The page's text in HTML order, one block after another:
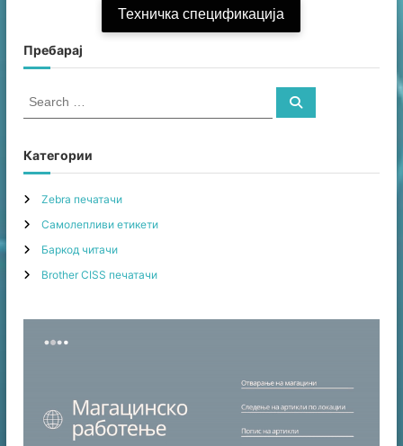
Техничка спецификација
Пребарај
S
r
c
f
o
r
S
Категории
Zebra печатачи
Самолепливи етикети
Баркод читачи
Brother CISS печатачи